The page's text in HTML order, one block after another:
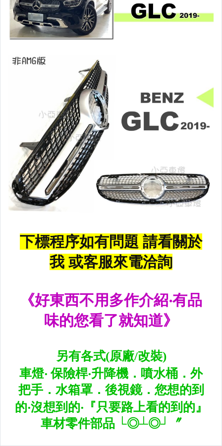
原廠型尾燈.紅白晶鑽尾燈
黑框尾燈.圓燈型尾燈.LED尾燈
前後保桿側燈.後保桿LED反光片
原廠型霧燈.晶鑽及燻黑霧燈.
各車系LED後保桿下霧燈
專用型魚眼霧燈.光圈魚眼霧燈
BMW光圈燈泡.CCFL光圈
LED第三剎車燈.LED燈泡
各車系專用DRL日行燈
車身標誌MARK.車身飾條
升降機.汽車零件.鈑金零件
內.外把手.後視鏡.LED後視鏡
煞車油門踏板.冷光迎賓踏板
排氣管.內龜板.下護板.擋泥板
原廠改裝水箱罩.通風網
各車系燈眉.空力套件
非常機車
車用精品百貨類.各車系晴雨窗